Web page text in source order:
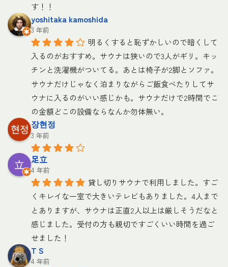
す！！
yoshitaka kamoshida
3 年前
明るくすると恥ずかしいので暗くして
入るのがおすすめ。サウナは狭いので3人がギリ。キッ
チンと洗濯機がついてる。あとは椅子が2脚とソファ。
サウナだけじゃなく泊まりながらご飯食べたりしてサ
ウナに入るのがいい感じかも。サウナだけで2時間でこ
の金額どこの設備ならなんか勿体無い。
장현정
3 年前
足立
4 年前
貸し切りサウナで利用しました。すご
くキレイな一室で大きいテレビもありました。4人まで
とありますが、サウナは正直2人以上は厳しそうだなと
感じました。受付の方も親切ですごくいい時間を過ご
せました！
T S
4 年前